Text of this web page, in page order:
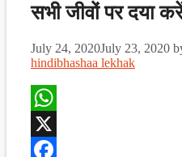
सभी जीवों पर दया
July 24, 2020July 23, 2020
hindibhashaa lekhak
WhatsApp
X